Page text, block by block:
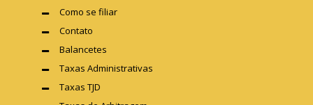
Como se filiar
Contato
Balancetes
Taxas Administrativas
Taxas TJD